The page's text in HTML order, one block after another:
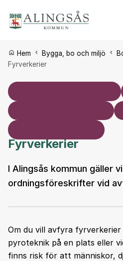
Du är här:
Hem Bygga, bo och miljö
Fyrverkerier
Fyrverkerier
I Alingsås kommun gäller
ordningsföreskrifter vid
Om du vill avfyra fyrverkerier
pyroteknik på en plats eller
finns risk för att människor,